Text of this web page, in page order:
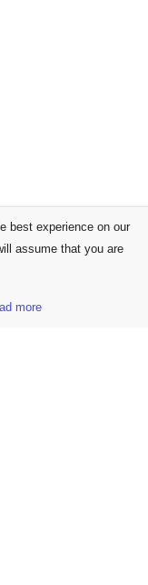
best experience on our
assume that you are
more